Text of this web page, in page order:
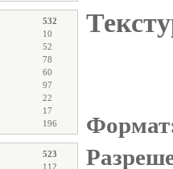
532
10
52
78
60
97
22
17
196
523
112